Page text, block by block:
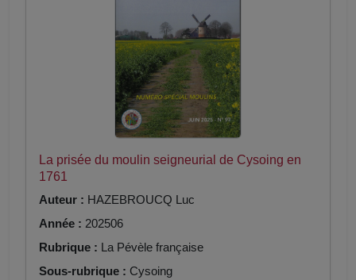
La prisée du moulin seigneurial de Cysoing en
1761
Auteur : HAZEBROUCQ Luc
Année : 202506
Rubrique : La Pévèle française
Sous-rubrique : Cysoing